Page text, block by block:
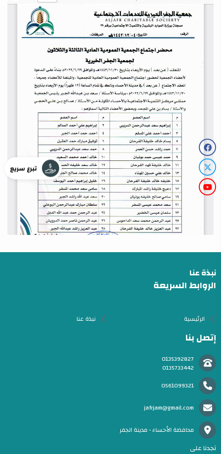
نبذة عنا
الروابط السريعة
الرئيسية نبذة عنا
إتصل بنا
0135392827
0135733442
0561099321
jafrjam@gmail.com
محافظة الأحساء - مدينة الجفر
تجدنا على
تبرع سريع